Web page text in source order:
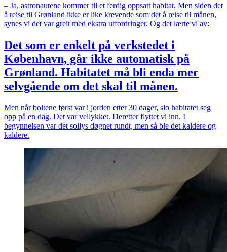
– Ja, astronautene kommer til et ferdig oppsatt habitat. Men siden det
å reise til Grønland ikke er like krevende som det å reise til månen,
synes vi det var greit med ekstra utfordringer. Og det lærte vi av:
Det som er enkelt på verkstedet i
København, går ikke automatisk på
Grønland. Habitatet må bli enda mer
selvgående om det skal til månen.
Men når boltene først var i jorden etter 30 dager, slo habitatet seg
opp på en dag. Det var vellykket. Deretter flyttet vi inn. I
begynnelsen var det sollys døgnet rundt, men så ble det kaldere og
kaldere.